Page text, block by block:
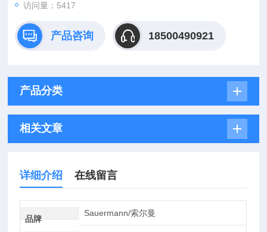
访问量：5417
产品咨询 18500490921
产品分类
相关文章
详细介绍 在线留言
品牌
Sauermann/索尔曼